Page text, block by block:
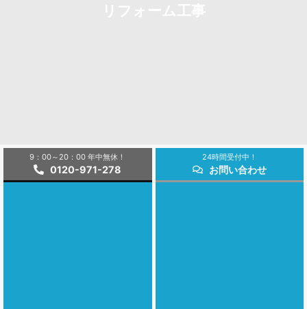
9：00～20：00 年中無休！
0120-971-278
24時間受付中！
お問い合わせ